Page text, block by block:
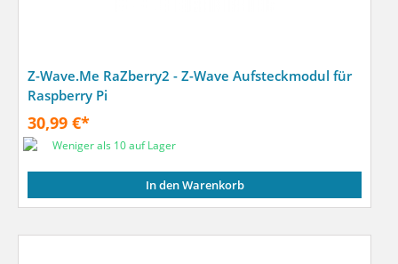
Z-Wave.Me RaZberry2 - Z-Wave Aufsteckmodul für
Raspberry Pi
30,99 €*
Weniger als 10 auf Lager
In den Warenkorb